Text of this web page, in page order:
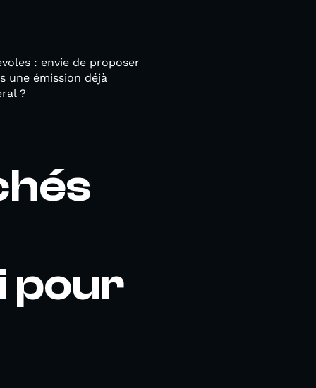
: envie de proposer
une émission déjà
?
pour